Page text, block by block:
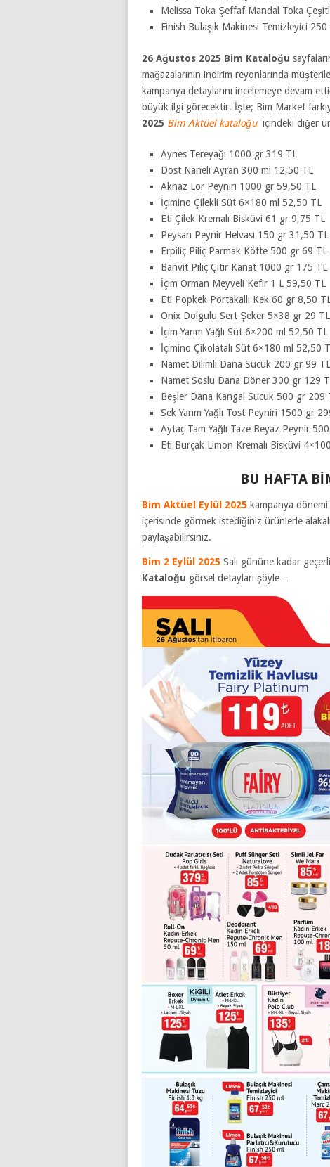
Melissa Toka Şeffaf Mandal Toka
Finish Bulaşık Makinesi Temizleyici
26 Ağustos 2025 Bim Kataloğu
mağazalarının indirim reyonlarında
kampanya detaylarını incelemeye devam
büyük ilgi görecektir. İşte; Bim Market
2025 Bim Aktüel kataloğu içindeki diğer
Aynes Tereyağı 1000 gr 319 TL
Dost Naneli Ayran 300 ml 12,50 TL
Aknaz Lor Peyniri 1000 gr 59,50 TL
İçimino Çilekli Süt 6×180 ml 52,50 TL
Eti Çilek Kremalı Bisküvi 61 gr 9,75 TL
Peysan Peynir Helvası 150 gr 31,50 TL
Erpiliç Piliç Parmak Köfte 500 gr 69 TL
Banvit Piliç Çıtır Kanat 1000 gr 175 TL
İçim Orman Meyveli Kefir 1 L 59,50 TL
Eti Popkek Portakallı Kek 60 gr 8,50
Onix Dolgulu Sert Şeker 5×38 gr 29 TL
İçim Yarım Yağlı Süt 6×200 ml 52,50 TL
İçimino Çikolatalı Süt 6×180 ml 52,50
Namet Dilimli Dana Sucuk 200 gr 99 TL
Namet Soslu Dana Döner 300 gr 129
Beşler Dana Kangal Sucuk 500 gr 209
Sek Yarım Yağlı Tost Peyniri 1500 gr
Aytaç Tam Yağlı Taze Beyaz Peynir
Eti Burçak Limon Kremalı Bisküvi
BU HAFTA
Bim Aktüel Eylül 2025 kampanya
içerisinde görmek istediğiniz ürünlerle
paylaşabilirsiniz.
Bim 2 Eylül 2025 Salı gününe kadar
Kataloğu görsel detayları şöyle…